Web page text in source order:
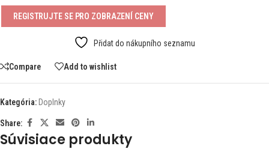
REGISTRUJTE SE PRO ZOBRAZENÍ CENY
Přidat do nákupního seznamu
Compare Add to wishlist
Kategória: Doplnky
Share:
Súvisiace produkty